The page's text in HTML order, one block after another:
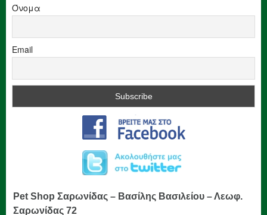
Όνομα
Email
Pet Shop Σαρωνίδας – Βασίλης Βασιλείου – Λεωφ.
Σαρωνίδας 72